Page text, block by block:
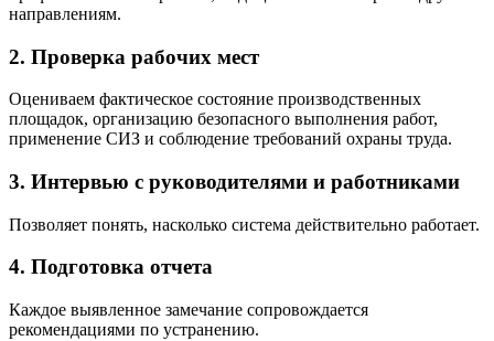
направлениям.
2. Проверка рабочих мест
Оцениваем фактическое состояние производственных
площадок, организацию безопасного выполнения работ,
применение СИЗ и соблюдение требований охраны труда.
3. Интервью с руководителями и работниками
Позволяет понять, насколько система действительно работает.
4. Подготовка отчета
Каждое выявленное замечание сопровождается
рекомендациями по устранению.